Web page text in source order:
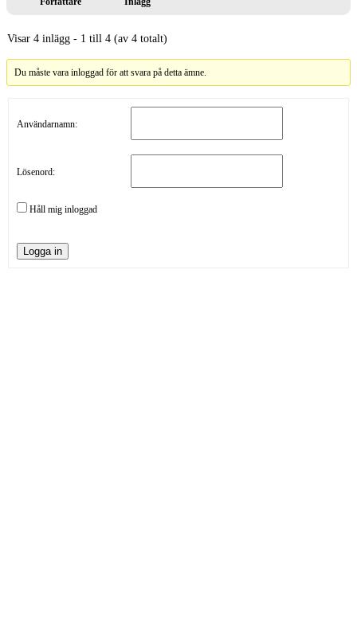
Visar 4 inlägg - 1 till 4 (av 4 totalt)
Du måste vara inloggad för att svara på detta ämne.
Användarnamn:
Lösenord:
Håll mig inloggad
Logga in